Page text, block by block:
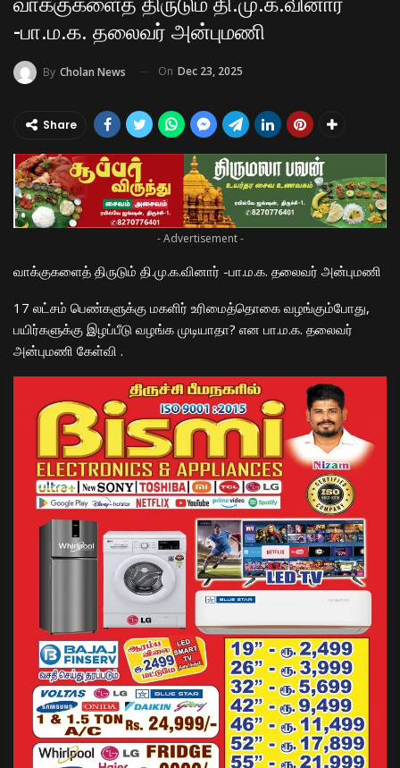
-பா.ம.க. தலைவர் அன்புமணி
By Cholan News On Dec 23, 2025
Share
- Advertisement -
வாக்குகளைத் திருடும் தி.மு.க.வினார் -பா.ம.க. தலைவர் அன்புமணி
17 லட்சம் பெண்களுக்கு மகளிர் உரிமைத்தொகை வழங்கும்போது,
பயிர்களுக்கு இழப்பீடு வழங்க முடியாதா? என பா.ம.க. தலைவர்
அன்புமணி கேள்வி .